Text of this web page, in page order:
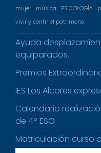
mujer
música PSICOLOGÍA
vivir y sentir el patrimono
Ayuda
equiparados.
Premios
IES Los Alcores
Calendario
de 4º ESO
Matriculación curso